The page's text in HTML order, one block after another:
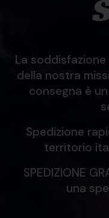
La
della nostra
consegna è
Spedizione
territorio
SPEDIZIONE
una